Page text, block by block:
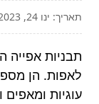
תאריך: ינו 24, 2023
תבניות
לאפות. הן
עוגיות